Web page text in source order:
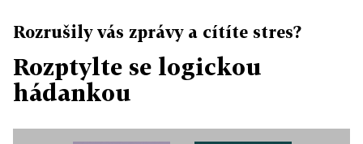
Rozrušily vás zprávy a cítíte stres?
Rozptylte se logickou
hádankou